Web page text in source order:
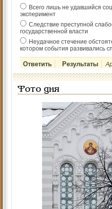
Всего лишь не удавшийся
эксперимент
Следствие преступной
государственной власти
Неудачное стечение
котором события развивались
Фото дня